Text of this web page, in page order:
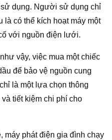
dụng. Người sử dụng chỉ
là có thể kích hoạt máy một
với nguồn điện lưới.
vậy, việc mua một chiếc
để bảo vệ nguồn cung
là một lựa chọn thông
tiết kiệm chi phí cho
máy phát điện gia đình chạy